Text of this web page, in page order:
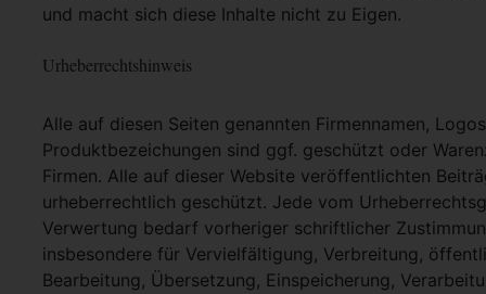
und macht sich diese Inhalte nicht zu Eigen.
Urheberrechtshinweis
Alle auf diesen Seiten genannten Firmennamen,
Produktbezeichungen sind ggf. geschützt oder
Firmen. Alle auf dieser Website veröffentlichten
urheberrechtlich geschützt. Jede vom
Verwertung bedarf vorheriger schriftlicher
insbesondere für Vervielfältigung, Verbreitung,
Bearbeitung, Übersetzung, Einspeicherung,